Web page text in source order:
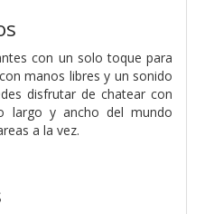
con un solo toque para
manos libres y un sonido
disfrutar de chatear con
largo y ancho del mundo
a la vez.